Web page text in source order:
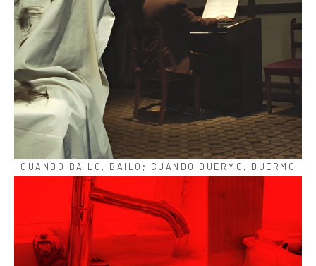
CUANDO BAILO, BAILO; CUANDO DUERMO, DUERMO